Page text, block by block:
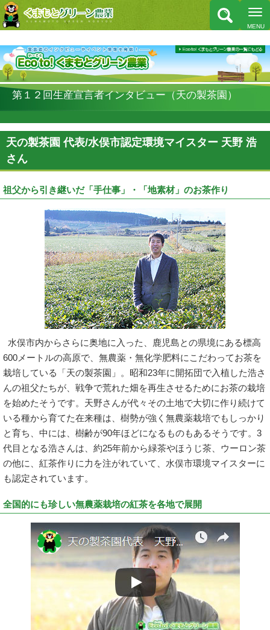
第１２回生産宣言者インタビュー（天の製茶園）
天の製茶園 代表/水俣市認定環境マイスター 天野 浩
さん
祖父から引き継いだ「手仕事」・「地素材」のお茶作り
水俣市内からさらに奥地に入った、鹿児島との県境にある標高
600メートルの高原で、無農薬・無化学肥料にこだわってお茶を
栽培している「天の製茶園」。昭和23年に開拓団で入植した浩さ
んの祖父たちが、戦争で荒れた畑を再生させるためにお茶の栽培
を始めたそうです。天野さんが代々その土地で大切に作り続けて
いる種から育てた在来種は、樹勢が強く無農薬栽培でもしっかり
と育ち、中には、樹齢が90年ほどになるものもあるそうです。3
代目となる浩さんは、約25年前から緑茶やほうじ茶、ウーロン茶
の他に、紅茶作りに力を注がれていて、水俣市環境マイスターに
も認定されています。
全国的にも珍しい無農薬栽培の紅茶を各地で展開